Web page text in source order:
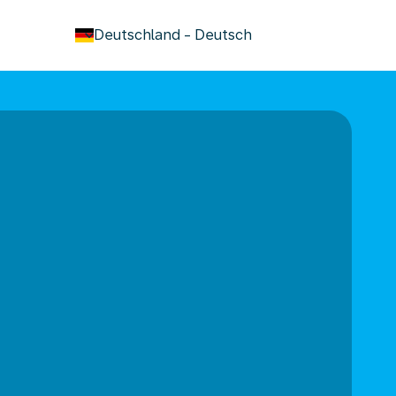
Deutschland - Deutsch
keyboard_arrow_down